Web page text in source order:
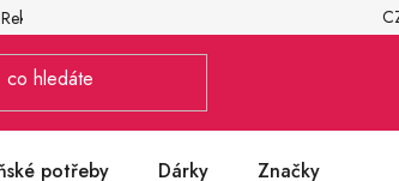
Reklamace
potřeby Dárky Značky